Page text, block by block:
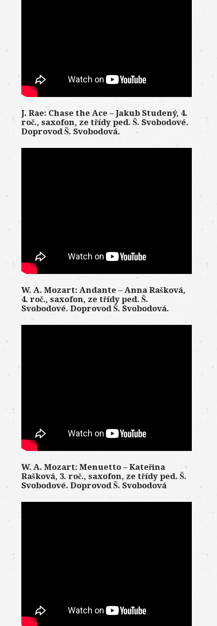
J. Rae: Chase the Ace – Jakub Studený, 4.
roč., saxofon, ze třídy ped. Š. Svobodové.
Doprovod Š. Svobodová.
W. A. Mozart: Andante – Anna Rašková,
4. roč., saxofon, ze třídy ped. Š.
Svobodové. Doprovod Š. Svobodová.
W. A. Mozart: Menuetto – Kateřina
Rašková, 3. roč., saxofon, ze třídy ped. Š.
Svobodové. Doprovod Š. Svobodová